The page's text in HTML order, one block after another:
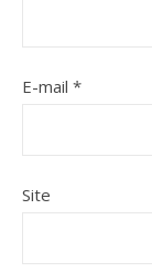
E-mail *
Site